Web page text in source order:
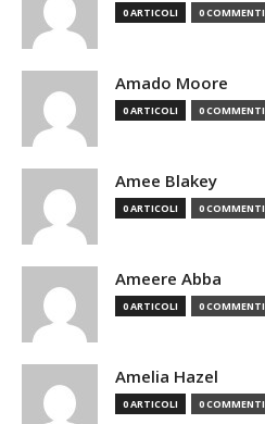
0 ARTICOLI 0 COMMENTI
Amado Moore
0 ARTICOLI 0 COMMENTI
Amee Blakey
0 ARTICOLI 0 COMMENTI
Ameere Abba
0 ARTICOLI 0 COMMENTI
Amelia Hazel
0 ARTICOLI 0 COMMENTI